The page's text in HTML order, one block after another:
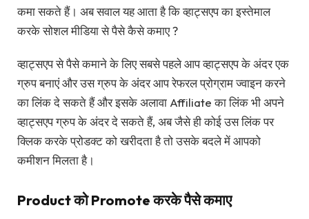
कमा सकते हैं। अब सवाल यह आता है कि व्हाट्सएप का इस्तेमाल
करके सोशल मीडिया से पैसे कैसे कमाए ?
व्हाट्सएप से पैसे कमाने के लिए सबसे पहले आप व्हाट्सएप के अंदर एक
ग्रुप बनाएं और उस ग्रुप के अंदर आप रेफरल प्रोग्राम ज्वाइन करने
का लिंक दे सकते हैं और इसके अलावा Affiliate का लिंक भी अपने
व्हाट्सएप ग्रुप के अंदर दे सकते हैं, अब जैसे ही कोई उस लिंक पर
क्लिक करके प्रोडक्ट को खरीदता है तो उसके बदले में आपको
कमीशन मिलता है।
Product को Promote करके पैसे कमाए